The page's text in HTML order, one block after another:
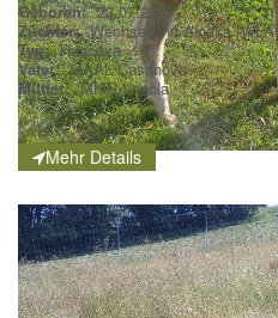
Geboren: 23.07.2021
Züchter: Wechselland Alpaka [WLA]
Typ: Huacaya
Vater: GAAL Casanova
Mutter: MMR Venola
Mehr Details